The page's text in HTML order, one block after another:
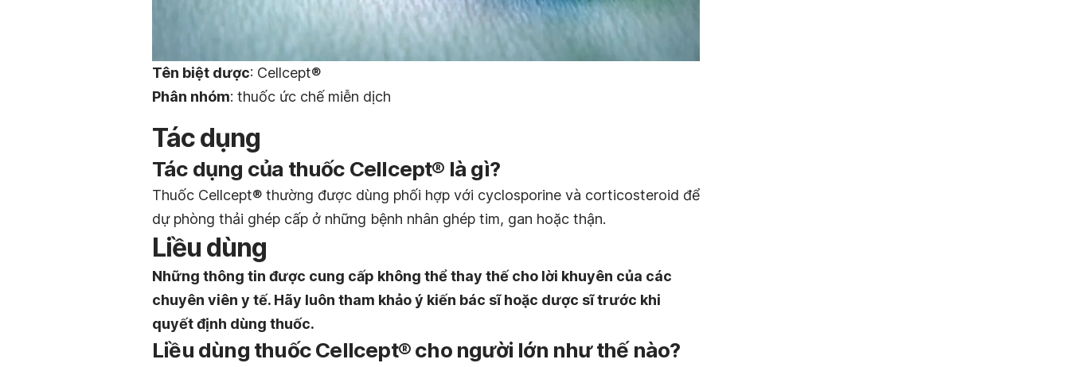
Tên biệt dược: Cellcept®
Phân nhóm: thuốc ức chế miễn dịch
Tác dụng
Tác dụng của thuốc Cellcept® là gì?
Thuốc Cellcept® thường được dùng phối hợp với cyclosporine và corticosteroid để
dự phòng thải ghép cấp ở những bệnh nhân ghép tim, gan hoặc thận.
Liều dùng
Những thông tin được cung cấp không thể thay thế cho lời khuyên của các
chuyên viên y tế. Hãy luôn tham khảo ý kiến bác sĩ hoặc dược sĩ trước khi
quyết định dùng thuốc.
Liều dùng thuốc Cellcept® cho người lớn như thế nào?